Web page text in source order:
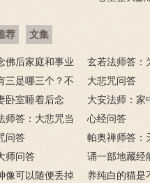
荐 文集
佛后家庭和事业
出现很多逆缘？
玄若法师答：
里持大悲咒会
三是哪三个？不
的含义是什么？
大悲咒问答
卧室睡着后念
罪吗？
大安法师：家
佛像应如何摆
师答：大悲咒当
声如法吗？
心经问答
问答
帕奥禅师答：
阳眼的人是否
禅法？
师问答
诵一部地藏经
向给在世去世
像可以随便丢掉
养纯白的猫是